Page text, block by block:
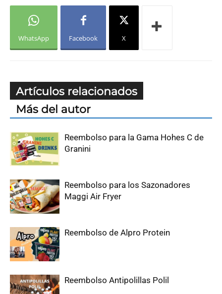
WhatsApp Facebook X
Artículos relacionados
Más del autor
Reembolso para la Gama Hohes C de
Granini
Reembolso para los Sazonadores
Maggi Air Fryer
Reembolso de Alpro Protein
Reembolso Antipolillas Polil